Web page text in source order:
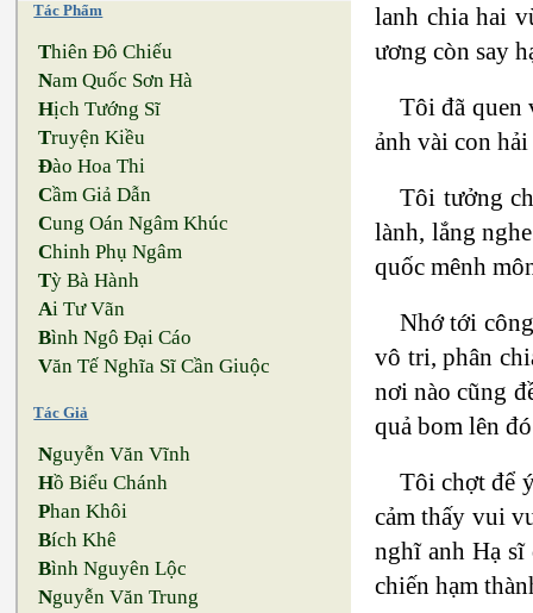
Tác Phẩm
Thiên Đô Chiếu
Nam Quốc Sơn Hà
Hịch Tướng Sĩ
Truyện Kiều
Đào Hoa Thi
Cầm Giả Dẫn
Cung Oán Ngâm Khúc
Chinh Phụ Ngâm
Tỳ Bà Hành
Ai Tư Vãn
Bình Ngô Đại Cáo
Văn Tế Nghĩa Sĩ Cần Giuộc
Tác Giả
Nguyễn Văn Vĩnh
Hồ Biểu Chánh
Phan Khôi
Bích Khê
Bình Nguyên Lộc
Nguyễn Văn Trung
lanh chia hai
ương còn say
Tôi đã quen
ảnh vài con
Tôi tưởng
lành, lắng
quốc mênh
Nhớ tới
vô tri, phân
nơi nào cũng
quả bom lên
Tôi chợt để
cảm thấy vui
nghĩ anh Hạ sĩ
chiến hạm